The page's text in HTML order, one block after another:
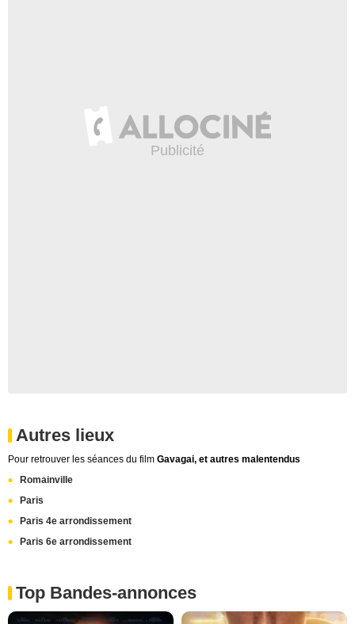
Autres lieux
Pour retrouver les séances du film Gavagai, et autres malentendus
Romainville
Paris
Paris 4e arrondissement
Paris 6e arrondissement
Top Bandes-annonces